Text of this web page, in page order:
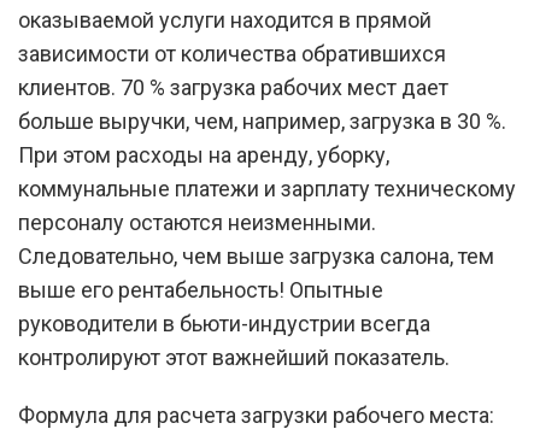
оказываемой услуги находится в прямой
зависимости от количества обратившихся
клиентов. 70 % загрузка рабочих мест дает
больше выручки, чем, например, загрузка в 30 %.
При этом расходы на аренду, уборку,
коммунальные платежи и зарплату техническому
персоналу остаются неизменными.
Следовательно, чем выше загрузка салона, тем
выше его рентабельность! Опытные
руководители в бьюти-индустрии всегда
контролируют этот важнейший показатель.
Формула для расчета загрузки рабочего места: